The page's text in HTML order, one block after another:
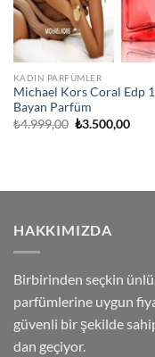
KADIN PARFÜMLER
Michael Kors Coral Edp
Bayan Parfüm
₺4.999,00 Orijinal
₺3.500,00Şu
HAKKIMIZDA
Birbirinden seçkin
parfümlerine uygun
güvenli bir şekilde
dan geçiyor.